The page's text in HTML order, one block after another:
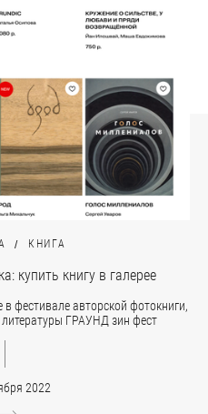
КНИГА
купить книгу в галерее
фестивале авторской фотокниги,
ГРАУНД зин фест
2022